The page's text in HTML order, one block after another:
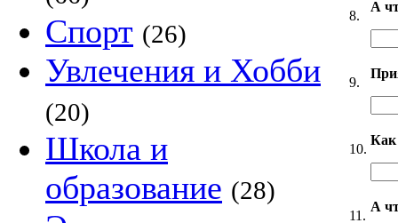
Спорт (26)
Увлечения и Хобби
(20)
Школа и
образование (28)
8.
А
9.
10.
Как
11.
А